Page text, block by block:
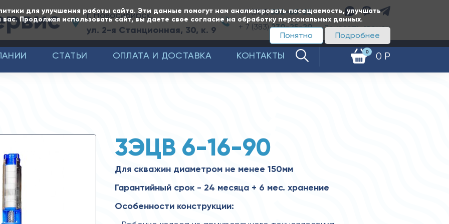
для улучшения работы сайта. Эти данные помогут нам анализировать посещаемость, улучшать
Продолжая использовать сайт, вы даете свое согласие на обработку персональных данных.
Подробнее
Понятно
г. Новосибирск,
ул. 2-я Станционная, 30, к. 9
+ 7 (383)350-65-20
+ 7 (383)230-25-20 Заказать звонок
0 0 Р
СТАТЬИ ОПЛАТА И ДОСТАВКА КОНТАКТЫ
3ЭЦВ 6-16-90
Для скважин диаметром не менее 150мм
Гарантийный срок - 24 месяца + 6 мес. хранение
Особенности конструкции: